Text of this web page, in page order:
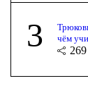
3
чём
269